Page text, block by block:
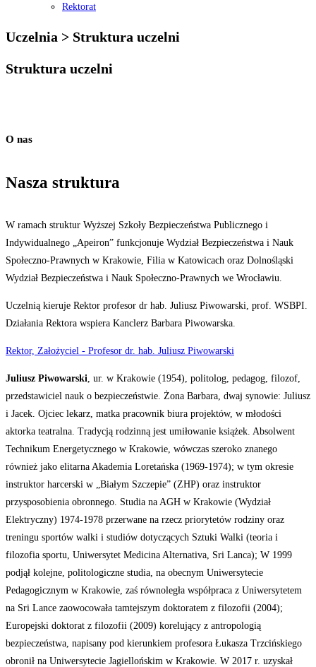
Rektorat
Uczelnia > Struktura uczelni
Struktura uczelni
O nas
Nasza struktura
W ramach struktur Wyższej Szkoły Bezpieczeństwa Publicznego i
Indywidualnego „Apeiron” funkcjonuje Wydział Bezpieczeństwa i Nauk
Społeczno-Prawnych w Krakowie, Filia w Katowicach oraz Dolnośląski
Wydział Bezpieczeństwa i Nauk Społeczno-Prawnych we Wrocławiu.
Uczelnią kieruje Rektor profesor dr hab. Juliusz Piwowarski, prof. WSBPI.
Działania Rektora wspiera Kanclerz Barbara Piwowarska.
Rektor, Założyciel - Profesor dr. hab. Juliusz Piwowarski
Juliusz Piwowarski , ur. w Krakowie (1954), politolog, pedagog, filozof,
przedstawiciel nauk o bezpieczeństwie. Żona Barbara, dwaj synowie: Juliusz
i Jacek. Ojciec lekarz, matka pracownik biura projektów, w młodości
aktorka teatralna. Tradycją rodzinną jest umiłowanie książek. Absolwent
Technikum Energetycznego w Krakowie, wówczas szeroko znanego
również jako elitarna Akademia Loretańska (1969-1974); w tym okresie
instruktor harcerski w „Białym Szczepie” (ZHP) oraz instruktor
przysposobienia obronnego. Studia na AGH w Krakowie (Wydział
Elektryczny) 1974-1978 przerwane na rzecz priorytetów rodziny oraz
treningu sportów walki i studiów dotyczących Sztuki Walki (teoria i
filozofia sportu, Uniwersytet Medicina Alternativa, Sri Lanca); W 1999
podjął kolejne, politologiczne studia, na obecnym Uniwersytecie
Pedagogicznym w Krakowie, zaś równoległa współpraca z Uniwersytetem
na Sri Lance zaowocowała tamtejszym doktoratem z filozofii (2004);
Europejski doktorat z filozofii (2009) korelujący z antropologią
bezpieczeństwa, napisany pod kierunkiem profesora Łukasza Trzcińskiego
obronił na Uniwersytecie Jagiellońskim w Krakowie. W 2017 r. uzyskał